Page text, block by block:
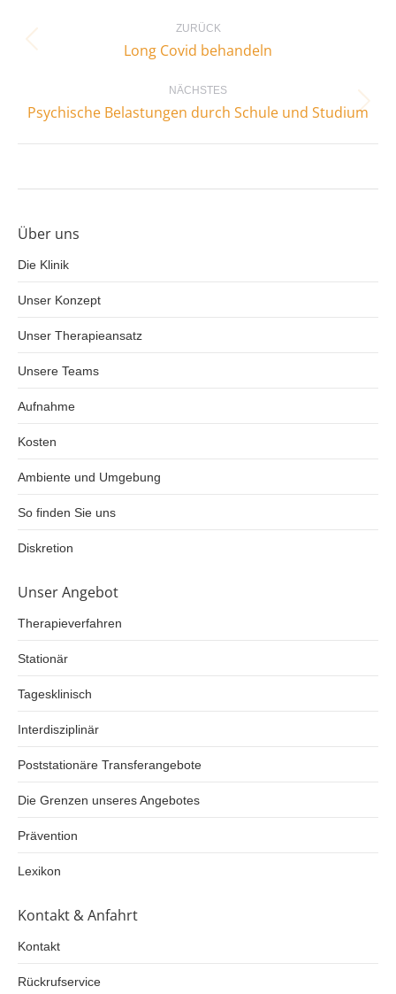
ZURÜCK
Vorheriger
Long Covid behandeln
NÄCHSTES
Nächster
Psychische Belastungen durch Schule und Studium
Über uns
Die Klinik
Unser Konzept
Unser Therapieansatz
Unsere Teams
Aufnahme
Kosten
Ambiente und Umgebung
So finden Sie uns
Diskretion
Unser Angebot
Therapieverfahren
Stationär
Tagesklinisch
Interdisziplinär
Poststationäre Transferangebote
Die Grenzen unseres Angebotes
Prävention
Lexikon
Kontakt & Anfahrt
Kontakt
Rückrufservice